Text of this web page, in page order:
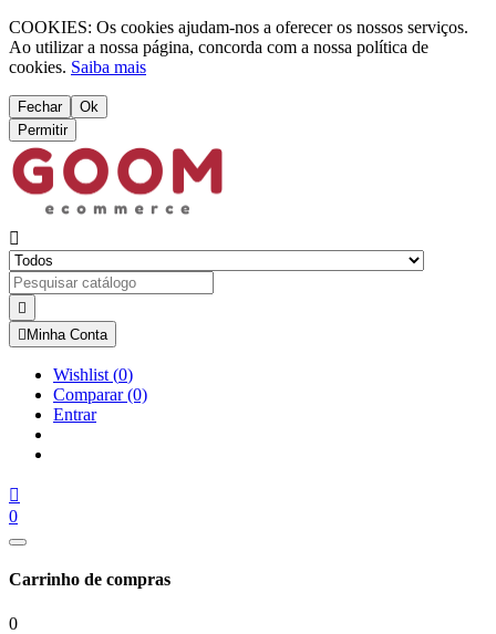
COOKIES: Os cookies ajudam-nos a oferecer os nossos serviços.
Ao utilizar a nossa página, concorda com a nossa política de
cookies. Saiba mais
Fechar
Ok
Permitir


 Minha Conta
Wishlist (0)
Comparar(0)
Entrar

0
Carrinho de compras
0